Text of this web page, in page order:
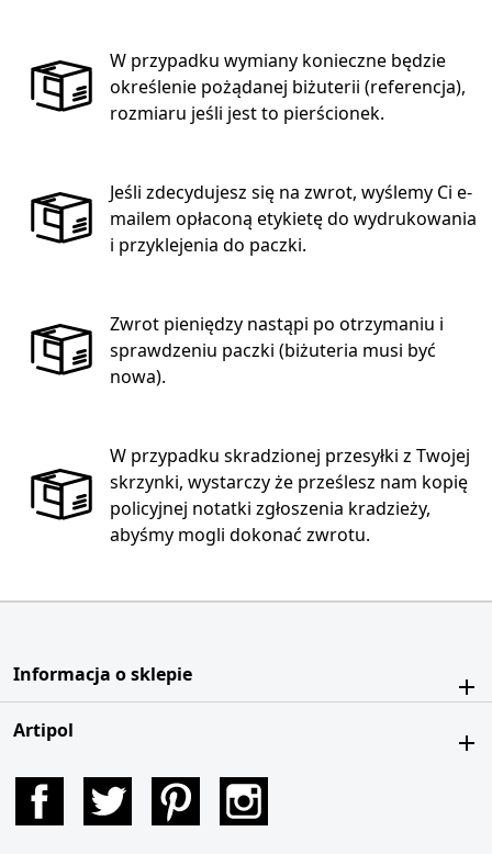
W przypadku wymiany konieczne będzie
określenie pożądanej biżuterii (referencja),
rozmiaru jeśli jest to pierścionek.
Jeśli zdecydujesz się na zwrot, wyślemy Ci e-
mailem opłaconą etykietę do wydrukowania
i przyklejenia do paczki.
Zwrot pieniędzy nastąpi po otrzymaniu i
sprawdzeniu paczki (biżuteria musi być
nowa).
W przypadku skradzionej przesyłki z Twojej
skrzynki, wystarczy że prześlesz nam kopię
policyjnej notatki zgłoszenia kradzieży,
abyśmy mogli dokonać zwrotu.
Informacja o sklepie
Artipol
Facebook Twitter Pinterest